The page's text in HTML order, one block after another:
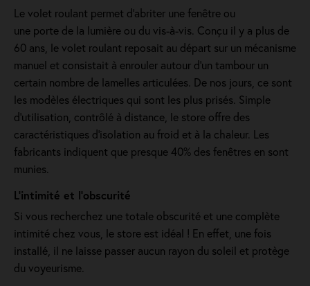
Le volet roulant permet d'abriter une fenêtre ou
une porte de la lumière ou du vis-à-vis. Conçu il y a plus de
60 ans, le volet roulant reposait au départ sur un mécanisme
manuel et consistait à enrouler autour d'un tambour un
certain nombre de lamelles articulées. De nos jours, ce sont
les modèles électriques qui sont les plus prisés. Simple
d'utilisation, contrôlé à distance, le store offre des
caractéristiques d'isolation au froid et à la chaleur. Les
fabricants indiquent que presque 40% des fenêtres en sont
munies.
L’intimité et l’obscurité
Si vous recherchez une totale obscurité et une complète
intimité chez vous, le store est idéal ! En effet, une fois
installé, il ne laisse passer aucun rayon du soleil et protège
du voyeurisme.